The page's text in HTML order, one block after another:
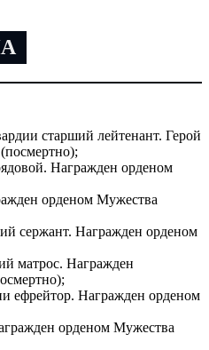
старший лейтенант. Герой
Награжден орденом
орденом Мужества
сержант. Награжден орденом
матрос. Награжден
ефрейтор. Награжден орденом
орденом Мужества